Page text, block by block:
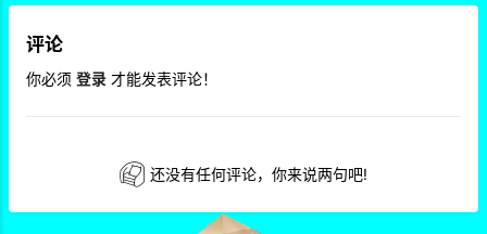
评论
你必须 登录 才能发表评论！
还没有任何评论，你来说两句吧!